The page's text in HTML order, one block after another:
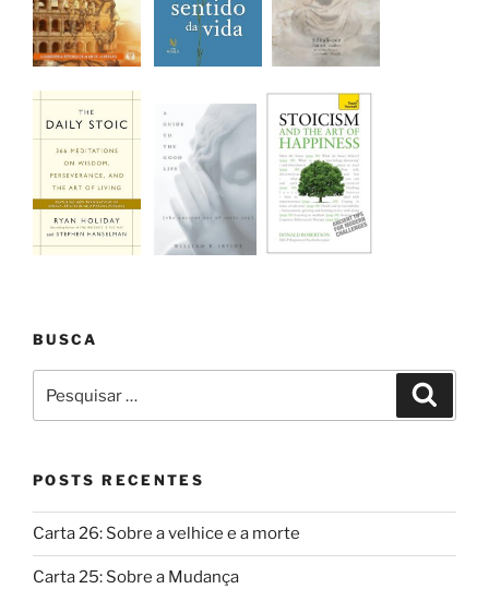
BUSCA
por:
POSTS RECENTES
Carta 26: Sobre a velhice e a morte
Carta 25: Sobre a Mudança